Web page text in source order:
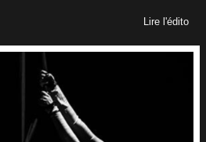
Lire l'édito